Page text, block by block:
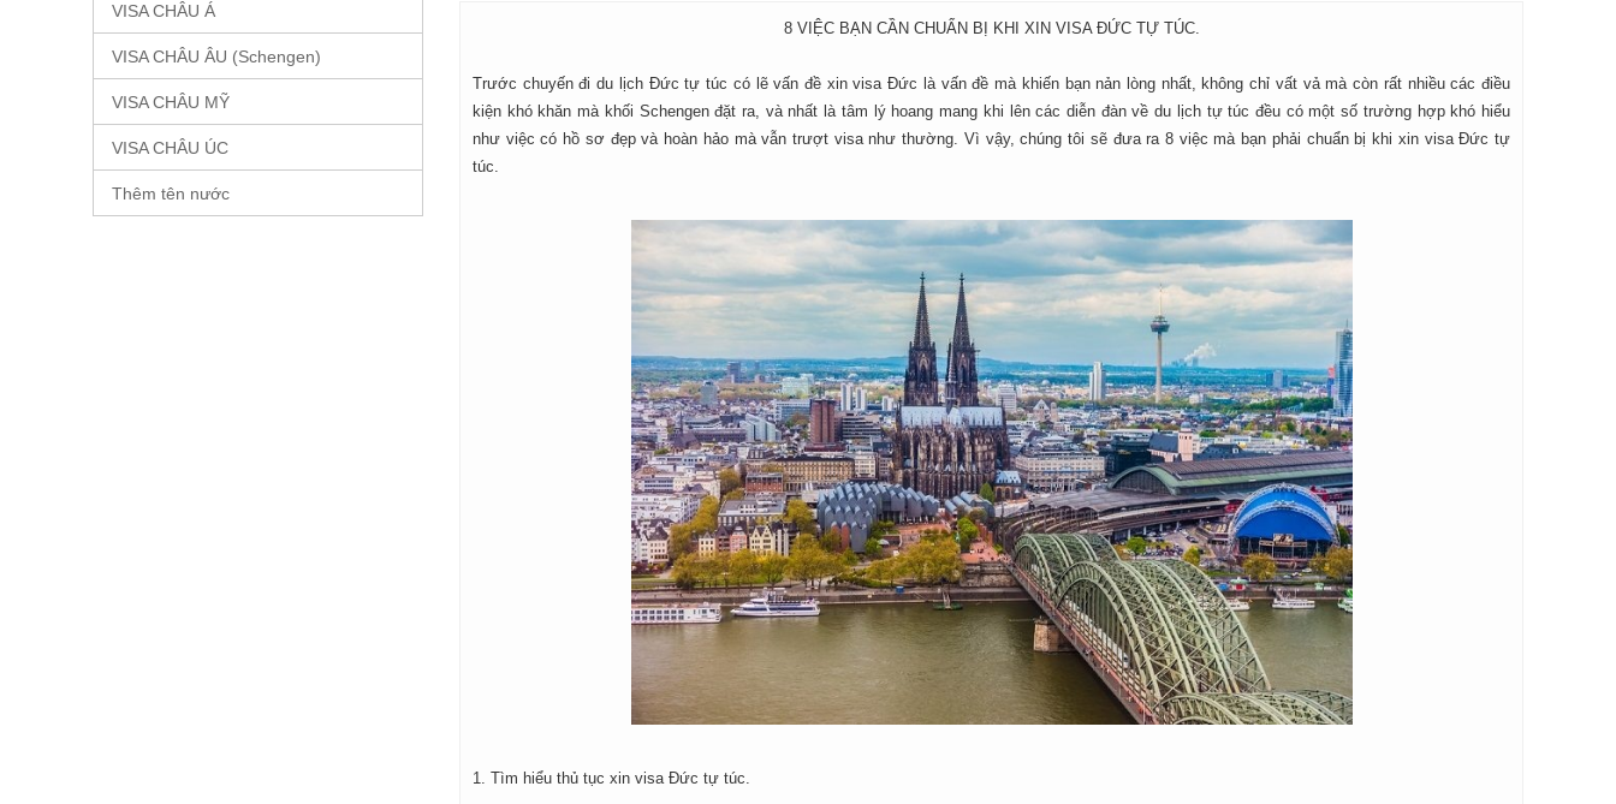
VISA CHÂU Á
VISA CHÂU ÂU (Schengen)
VISA CHÂU MỸ
VISA CHÂU ÚC
Thêm tên nước
8 VIỆC BẠN CẦN CHUẨN BỊ KHI XIN VISA ĐỨC TỰ TÚC.
Trước chuyến đi du lịch Đức tự túc có lẽ vấn đề xin visa Đức là vấn đề mà khiến bạn nản lòng nhất, không chỉ vất vả mà còn rất nhiều các điều
kiện khó khăn mà khối Schengen đặt ra, và nhất là tâm lý hoang mang khi lên các diễn đàn về du lịch tự túc đều có một số trường hợp khó hiểu
như việc có hồ sơ đẹp và hoàn hảo mà vẫn trượt visa như thường. Vì vậy, chúng tôi sẽ đưa ra 8 việc mà bạn phải chuẩn bị khi xin visa Đức tự
túc.
1. Tìm hiểu thủ tục xin visa Đức tự túc.